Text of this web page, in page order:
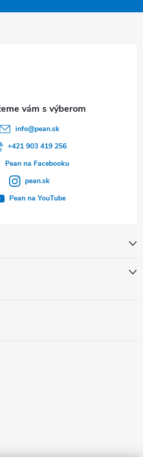
info@pean.sk
+421 903 419 256
Pean na Facebooku
pean.sk
Pean na YouTube